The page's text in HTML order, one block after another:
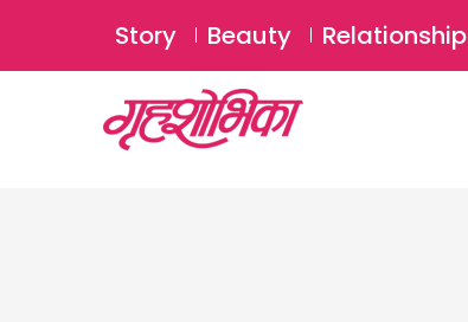
Story Beauty Relationship